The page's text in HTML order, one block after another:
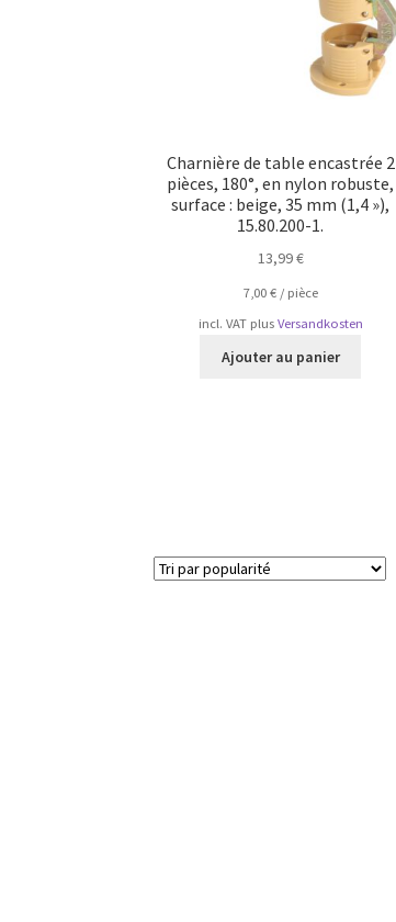
Charnière de table encastrée 2
pièces, 180°, en nylon robuste,
surface : beige, 35 mm (1,4 »),
15.80.200-1.
13,99€
7,00 €/ pièce
incl. VAT plus Versandkosten
Ajouter au panier